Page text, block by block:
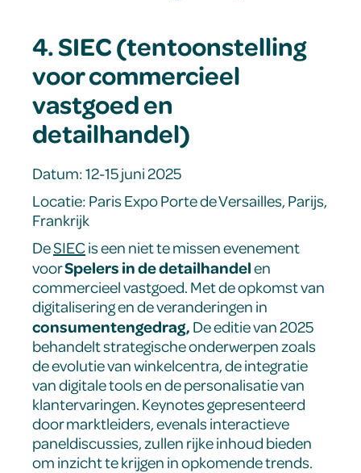
4. SIEC (tentoonstelling
voor commercieel
vastgoed en
detailhandel)
Datum: 12-15 juni 2025
Locatie: Paris Expo Porte de Versailles, Parijs,
Frankrijk
DeSIEC is een niet te missen evenement
voorSpelers in de detailhandelen
commercieel vastgoed. Met de opkomst van
digitalisering en de veranderingen in
consumentengedrag, De editie van 2025
behandelt strategische onderwerpen zoals
de evolutie van winkelcentra, de integratie
van digitale tools en de personalisatie van
klantervaringen. Keynotes gepresenteerd
door marktleiders, evenals interactieve
paneldiscussies, zullen rijke inhoud bieden
om inzicht te krijgen in opkomende trends.